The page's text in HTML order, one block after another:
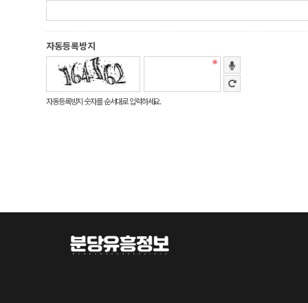
자동등록방지
자동등록방지 숫자를 순서대로 입력하세요.